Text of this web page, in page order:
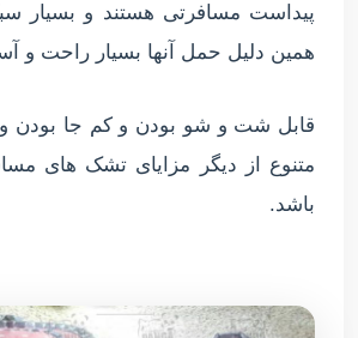
پیداست مسافرتی هستند و بسیار
همین دلیل حمل آنها بسیار راحت و
قابل شت و شو بودن و کم جا بودن
متنوع از دیگر مزایای تشک های
باشد.